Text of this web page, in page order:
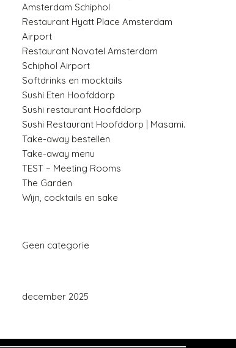
Amsterdam Schiphol
Restaurant Hyatt Place Amsterdam
Airport
Restaurant Novotel Amsterdam
Schiphol Airport
Softdrinks en mocktails
Sushi Eten Hoofddorp
Sushi restaurant Hoofddorp
Sushi Restaurant Hoofddorp | Masami.
Take-away bestellen
Take-away menu
TEST – Meeting Rooms
The Garden
Wijn, cocktails en sake
Geen categorie
december 2025